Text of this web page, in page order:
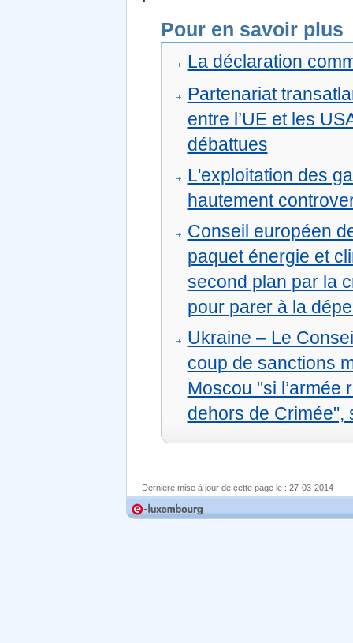
Pour en savoir plus
La déclaration
Partenariat
entre l’UE et les
débattues
L'exploitation des
hautement
Conseil européen
paquet énergie et
second plan par la
pour parer à la
Ukraine – Le
coup de sanctions
Moscou "si
dehors de Crimée",
Dernière mise à jour de cette page le : 27-03-2014